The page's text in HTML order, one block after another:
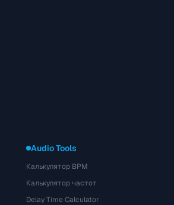
Audio Tools
Калькулятор BPM
Калькулятор частот
Delay Time Calculator